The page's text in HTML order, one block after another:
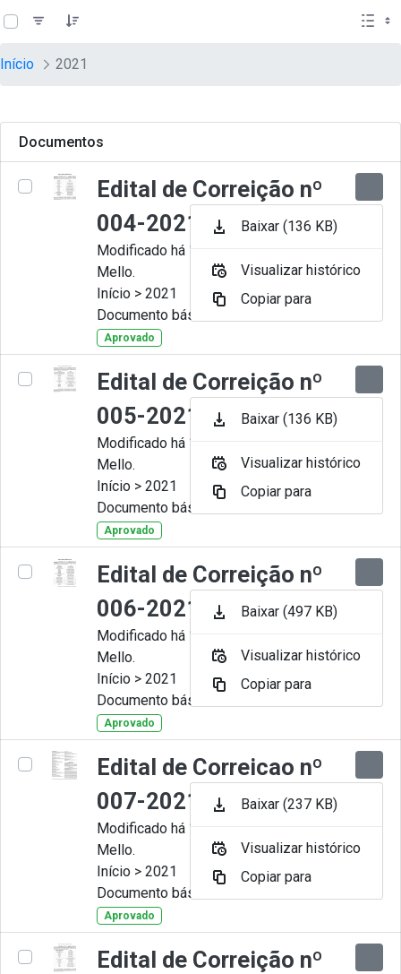
Pular para o Conteúdo principal
teste descricao
Início 2021
Documentos
Edital de Correição nº
004-2021
Modificado há 11 Meses por Artur
Mello.
Início > 2021
Documento básico
Aprovado
Edital de Correição nº
005-2021
Modificado há 11 Meses por Artur
Mello.
Início > 2021
Documento básico
Aprovado
Edital de Correição nº
006-2021
Modificado há 11 Meses por Artur
Mello.
Início > 2021
Documento básico
Aprovado
Edital de Correicao nº
007-2021
Modificado há 11 Meses por Artur
Mello.
Início > 2021
Documento básico
Aprovado
Edital de Correição nº
Baixar (136 KB)
Visualizar histórico
Copiar para
Baixar (136 KB)
Visualizar histórico
Copiar para
Baixar (497 KB)
Visualizar histórico
Copiar para
Baixar (237 KB)
Visualizar histórico
Copiar para